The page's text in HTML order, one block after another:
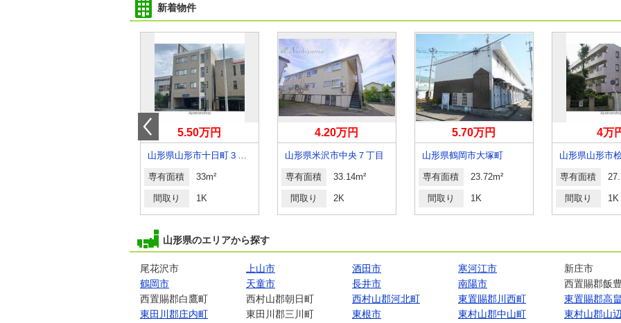
新着物件
5.50万円
山形県山形市十日町３丁目
専有面積 33m²
間取り 1K
4.20万円
山形県米沢市中央７丁目
専有面積 33.14m²
間取り 2K
5.70万円
山形県鶴岡市大塚町
専有面積 23.72m²
間取り 1K
4万
山形県山形市
専有面積
間取り 1K
山形県のエリアから探す
尾花沢市 上山市 酒田市 寒河江市
新庄市
鶴岡市
天童市 長井市 南陽市
西置賜郡飯
西置賜郡白鷹町
西村山郡朝日町 西村山郡河北町 東置賜郡川西町
東置賜郡高
東田川郡庄内町
東田川郡三川町 東根市 東村山郡中山町
東村山郡山